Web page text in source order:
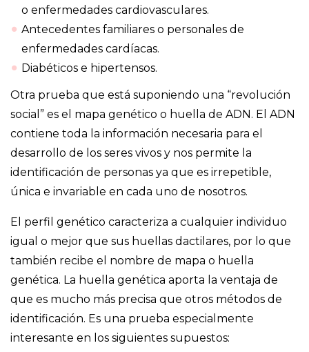
o enfermedades cardiovasculares.
Antecedentes familiares o personales de
enfermedades cardíacas.
Diabéticos e hipertensos.
Otra prueba que está suponiendo una “revolución
social” es el mapa genético o huella de ADN. El ADN
contiene toda la información necesaria para el
desarrollo de los seres vivos y nos permite la
identificación de personas ya que es irrepetible,
única e invariable en cada uno de nosotros.
El perfil genético caracteriza a cualquier individuo
igual o mejor que sus huellas dactilares, por lo que
también recibe el nombre de mapa o huella
genética. La huella genética aporta la ventaja de
que es mucho más precisa que otros métodos de
identificación. Es una prueba especialmente
interesante en los siguientes supuestos: